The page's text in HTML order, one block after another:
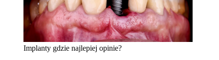
Implanty gdzie najlepiej opinie?